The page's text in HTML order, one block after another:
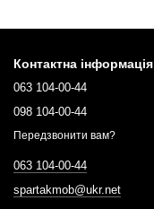
Контактна інформація
063 104-00-44
098 104-00-44
Передзвонити вам?
063 104-00-44
spartakmob@ukr.net